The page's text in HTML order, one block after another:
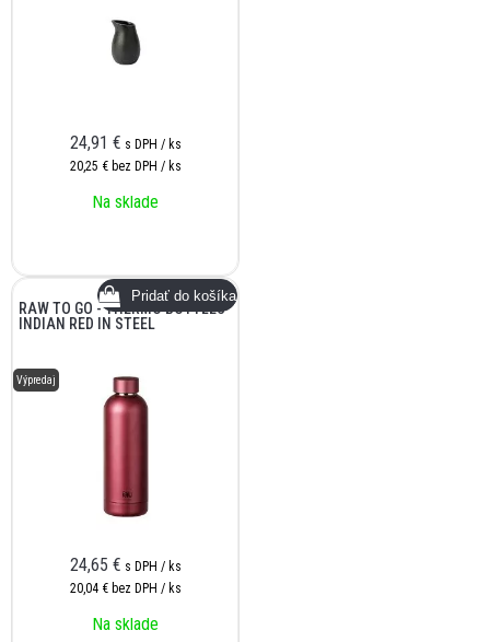
24,91 € s DPH / ks
20,25 € bez DPH / ks
Na sklade
RAW TO GO - THERMO BOTTLES
INDIAN RED IN STEEL
Výpredaj
24,65 € s DPH / ks
20,04 € bez DPH / ks
Na sklade